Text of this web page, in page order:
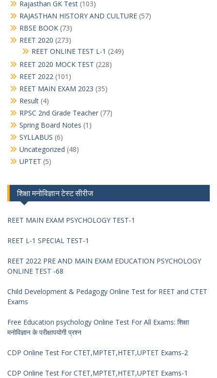
Rajasthan GK Test (103)
RAJASTHAN HISTORY AND CULTURE (57)
RBSE BOOK (73)
REET 2020 (273)
REET ONLINE TEST L-1 (249)
REET 2020 MOCK TEST (228)
REET 2022 (101)
REET MAIN EXAM 2023 (35)
Result (4)
RPSC 2nd Grade Teacher (77)
Spring Board Notes (1)
SYLLABUS (6)
Uncategorized (48)
UPTET (5)
शिक्षा मनोविज्ञान टेस्ट सीरीज
REET MAIN EXAM PSYCHOLOGY TEST-1
REET L-1 SPECIAL TEST-1
REET 2022 PRE AND MAIN EXAM EDUCATION PSYCHOLOGY
ONLINE TEST -68
Child Development & Pedagogy Online Test for REET and CTET
Exams
Free Education psychology Online Test For All Exams: शिक्षा
मनोविज्ञान के परीक्षापयोगी प्रश्न
CDP Online Test For CTET,MPTET,HTET,UPTET Exams-2
CDP Online Test For CTET,MPTET,HTET,UPTET Exams-1